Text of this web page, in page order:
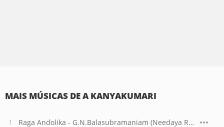
MAIS MÚSICAS DE A KANYAKUMARI
Raga Andolika - G.N.Balasubramaniam (Needaya Rada)